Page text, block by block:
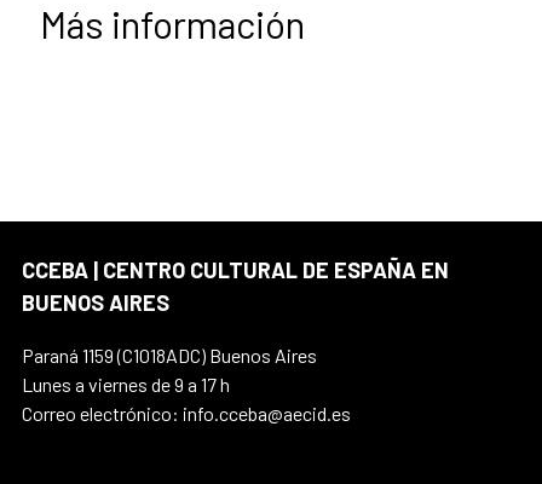
Más información
CCEBA | CENTRO CULTURAL DE ESPAÑA EN
BUENOS AIRES
Paraná 1159 (C1018ADC) Buenos Aires
Lunes a viernes de 9 a 17 h
Correo electrónico: info.cceba@aecid.es